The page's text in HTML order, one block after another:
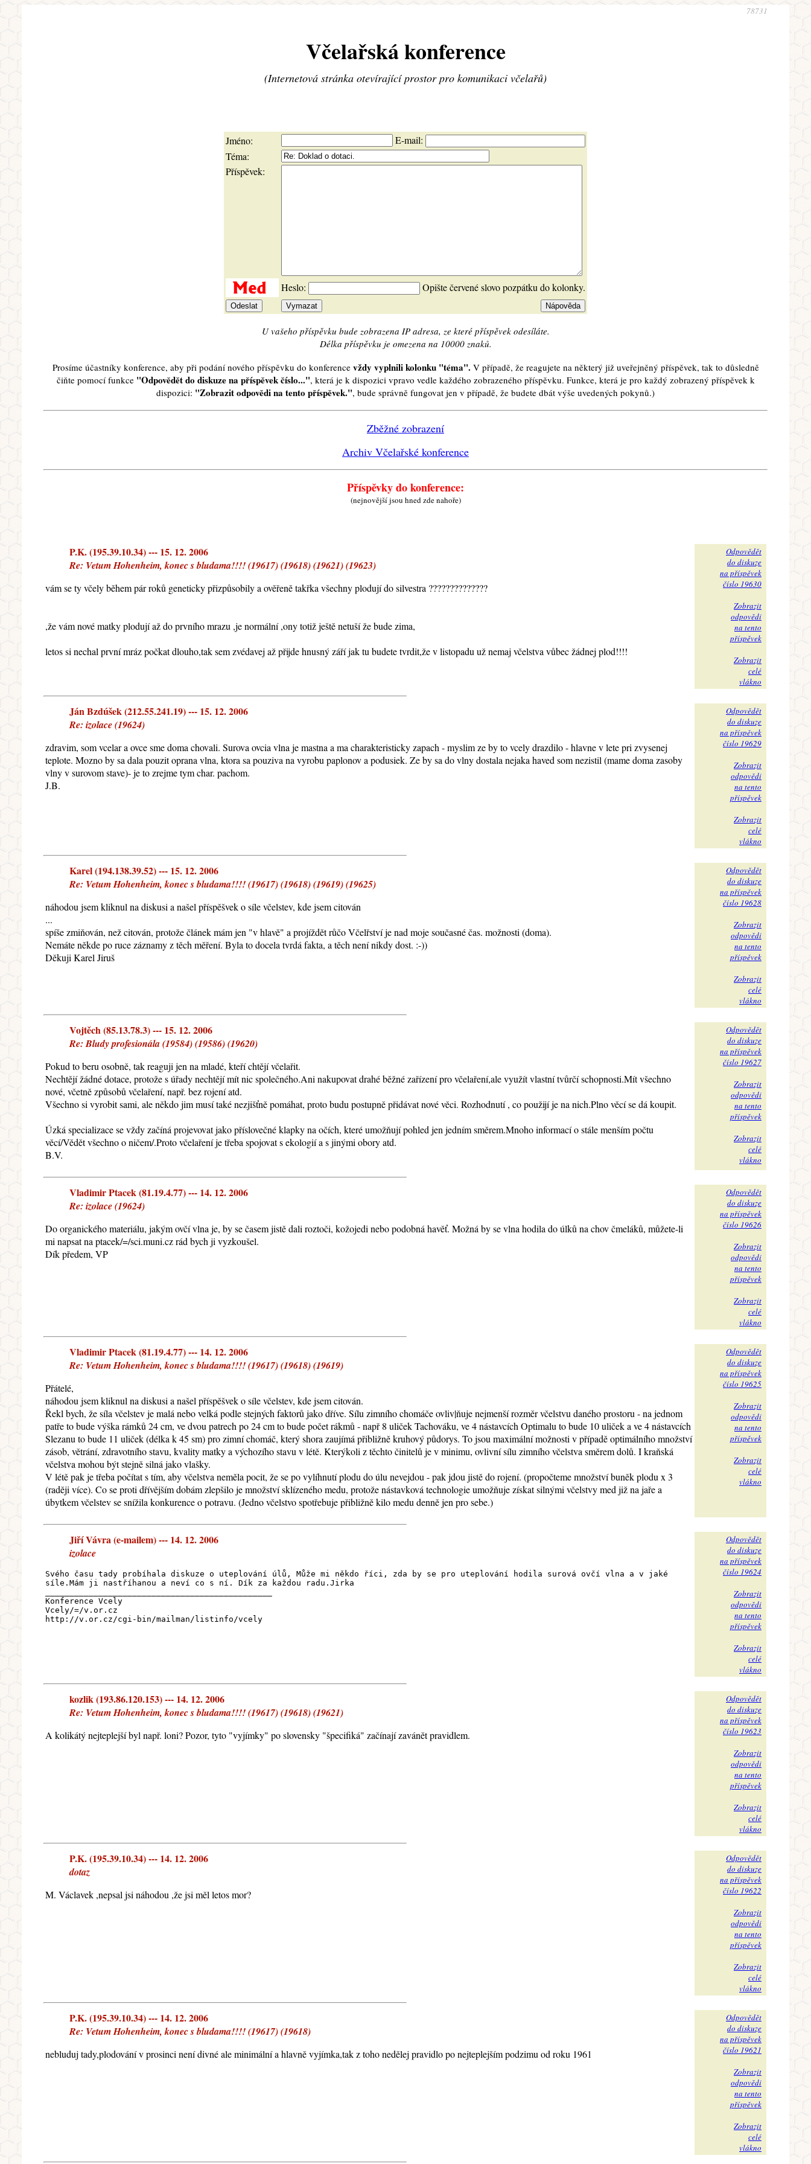
78731
Včelařská konference
(Internetová stránka otevírající prostor pro komunikaci včelařů)
Jméno:
E-mail:
Téma:
Příspěvek:
Heslo: Opište červené slovo pozpátku do kolonky.
U vašeho příspěvku bude zobrazena IP adresa, ze které příspěvek odesíláte.
Délka příspěvku je omezena na 10000 znaků.
Prosíme účastníky konference, aby při podání nového příspěvku do konference vždy vyplnili kolonku "téma". V případě, že reagujete na některý již uveřejněný příspěvek, tak to důsledně
čiňte pomocí funkce "Odpovědět do diskuze na příspěvek číslo...", která je k dispozici vpravo vedle každého zobrazeného příspěvku. Funkce, která je pro každý zobrazený příspěvek k
dispozici: "Zobrazit odpovědi na tento příspěvek.", bude správně fungovat jen v případě, že budete dbát výše uvedených pokynů.)
Zběžné zobrazení
Archiv Včelařské konference
Příspěvky do konference:
(nejnovější jsou hned zde nahoře)
P.K. (195.39.10.34) --- 15. 12. 2006
Re: Vetum Hohenheim, konec s bludama!!!! (19617) (19618) (19621) (19623)
vám se ty včely během pár roků geneticky přizpůsobily a ověřeně takřka všechny plodují do silvestra ??????????????
,že vám nové matky plodují až do prvního mrazu ,je normální ,ony totiž ještě netuší že bude zima,
letos si nechal první mráz počkat dlouho,tak sem zvédavej až přijde hnusný září jak tu budete tvrdit,že v listopadu už nemaj včelstva vůbec žádnej plod!!!!
Odpovědět
do diskuze
na příspěvek
číslo 19630
Zobrazit
odpovědi
na tento
příspěvek
Zobrazit
celé
vlákno
Ján Bzdúšek (212.55.241.19) --- 15. 12. 2006
Re: izolace (19624)
zdravim, som vcelar a ovce sme doma chovali. Surova ovcia vlna je mastna a ma charakteristicky zapach - myslim ze by to vcely drazdilo - hlavne v lete pri zvysenej
teplote. Mozno by sa dala pouzit oprana vlna, ktora sa pouziva na vyrobu paplonov a podusiek. Ze by sa do vlny dostala nejaka haved som nezistil (mame doma zasoby
vlny v surovom stave)- je to zrejme tym char. pachom.
J.B.
Odpovědět
do diskuze
na příspěvek
číslo 19629
Zobrazit
odpovědi
na tento
příspěvek
Zobrazit
celé
vlákno
Karel (194.138.39.52) --- 15. 12. 2006
Re: Vetum Hohenheim, konec s bludama!!!! (19617) (19618) (19619) (19625)
náhodou jsem kliknul na diskusi a našel příspěšvek o síle včelstev, kde jsem citován
...
spíše zmiňován, než citován, protože článek mám jen "v hlavě" a projíždět růčo Včelřství je nad moje současné čas. možnosti (doma).
Nemáte někde po ruce záznamy z těch měření. Byla to docela tvrdá fakta, a těch není nikdy dost. :-))
Děkuji Karel Jiruš
Odpovědět
do diskuze
na příspěvek
číslo 19628
Zobrazit
odpovědi
na tento
příspěvek
Zobrazit
celé
vlákno
Vojtěch (85.13.78.3) --- 15. 12. 2006
Re: Bludy profesionála (19584) (19586) (19620)
Pokud to beru osobně, tak reaguji jen na mladé, kteří chtějí včelařit.
Nechtějí žádné dotace, protože s úřady nechtějí mít nic společného.Ani nakupovat drahé běžné zařízení pro včelaření,ale využít vlastní tvůrčí schopnosti.Mít všechno
nové, včetně způsobů včelaření, např. bez rojení atd.
Všechno si vyrobit sami, ale někdo jim musí také nezjišťně pomáhat, proto budu postupně přidávat nové věci. Rozhodnutí , co použijí je na nich.Plno věcí se dá koupit.
Úzká specializace se vždy začíná projevovat jako příslovečné klapky na očích, které umožňují pohled jen jedním směrem.Mnoho informací o stále menším počtu
věcí/Vědět všechno o ničem/.Proto včelaření je třeba spojovat s ekologií a s jinými obory atd.
B.V.
Odpovědět
do diskuze
na příspěvek
číslo 19627
Zobrazit
odpovědi
na tento
příspěvek
Zobrazit
celé
vlákno
Vladimir Ptacek (81.19.4.77) --- 14. 12. 2006
Re: izolace (19624)
Do organického materiálu, jakým ovčí vlna je, by se časem jistě dali roztoči, kožojedi nebo podobná havěť. Možná by se vlna hodila do úlků na chov čmeláků, můžete-li
mi napsat na ptacek/=/sci.muni.cz rád bych ji vyzkoušel.
Dík předem, VP
Odpovědět
do diskuze
na příspěvek
číslo 19626
Zobrazit
odpovědi
na tento
příspěvek
Zobrazit
celé
vlákno
Vladimir Ptacek (81.19.4.77) --- 14. 12. 2006
Re: Vetum Hohenheim, konec s bludama!!!! (19617) (19618) (19619)
Přátelé,
náhodou jsem kliknul na diskusi a našel příspěšvek o síle včelstev, kde jsem citován.
Řekl bych, že síla včelstev je malá nebo velká podle stejných faktorů jako dříve. Sílu zimního chomáče ovliv|ňuje nejmenší rozměr včelstvu daného prostoru - na jednom
patře to bude výška rámků 24 cm, ve dvou patrech po 24 cm to bude počet rákmů - např 8 uliček Tachováku, ve 4 nástavcích Optimalu to bude 10 uliček a ve 4 nástavcích
Slezanu to bude 11 uliček (délka k 45 sm) pro zimní chomáč, který shora zaujímá přibližně kruhový půdorys. To jsou maximální možnosti v případě optimálního množství
zásob, větrání, zdravotního stavu, kvality matky a výchozího stavu v létě. Kterýkoli z těchto činitelů je v minimu, ovlivní sílu zimního včelstva směrem dolů. I kraňská
včelstva mohou být stejně silná jako vlašky.
V létě pak je třeba počítat s tím, aby včelstva neměla pocit, že se po vylíhnutí plodu do úlu nevejdou - pak jdou jistě do rojení. (propočteme množství buněk plodu x 3
(raději více). Co se proti dřívějším dobám zlepšilo je množství sklízeného medu, protože nástavková technologie umožňuje získat silnými včelstvy med již na jaře a
úbytkem včelstev se snížila konkurence o potravu. (Jedno včelstvo spotřebuje přibližně kilo medu denně jen pro sebe.)
Odpovědět
do diskuze
na příspěvek
číslo 19625
Zobrazit
odpovědi
na tento
příspěvek
Zobrazit
celé
vlákno
Jiří Vávra (e-mailem) --- 14. 12. 2006
izolace
Svého času tady probíhala diskuze o uteplování úlů, Může mi někdo říci, zda by se pro uteplování hodila surová ovčí vlna a v jaké
síle.Mám ji nastříhanou a neví co s ní. Dík za každou radu.Jirka
Konference Vcely
Vcely/=/v.or.cz
http://v.or.cz/cgi-bin/mailman/listinfo/vcely
Odpovědět
do diskuze
na příspěvek
číslo 19624
Zobrazit
odpovědi
na tento
příspěvek
Zobrazit
celé
vlákno
kozlik (193.86.120.153) --- 14. 12. 2006
Re: Vetum Hohenheim, konec s bludama!!!! (19617) (19618) (19621)
A kolikátý nejteplejší byl např. loni? Pozor, tyto "vyjímky" po slovensky "špecifiká" začínají zavánět pravidlem.
Odpovědět
do diskuze
na příspěvek
číslo 19623
Zobrazit
odpovědi
na tento
příspěvek
Zobrazit
celé
vlákno
P.K. (195.39.10.34) --- 14. 12. 2006
dotaz
M. Václavek ,nepsal jsi náhodou ,že jsi měl letos mor?
Odpovědět
do diskuze
na příspěvek
číslo 19622
Zobrazit
odpovědi
na tento
příspěvek
Zobrazit
celé
vlákno
P.K. (195.39.10.34) --- 14. 12. 2006
Re: Vetum Hohenheim, konec s bludama!!!! (19617) (19618)
nebluduj tady,plodování v prosinci není divné ale minimální a hlavně vyjímka,tak z toho nedělej pravidlo po nejteplejším podzimu od roku 1961
Odpovědět
do diskuze
na příspěvek
číslo 19621
Zobrazit
odpovědi
na tento
příspěvek
Zobrazit
celé
vlákno